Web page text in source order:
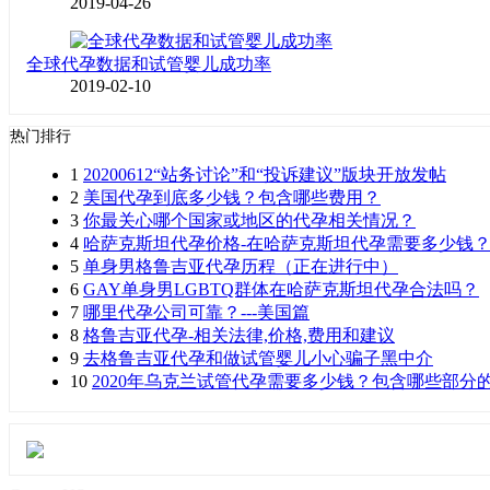
全球代孕数据和试管婴儿成功率
2019-02-10
热门排行
1 20200612“站务讨论”和“投诉建议”版块开放发帖
2 美国代孕到底多少钱？包含哪些费用？
3 你最关心哪个国家或地区的代孕相关情况？
4 哈萨克斯坦代孕价格-在哈萨克斯坦代孕需要多少钱？
5 单身男格鲁吉亚代孕历程（正在进行中）
6 GAY单身男LGBTQ群体在哈萨克斯坦代孕合法吗？
7 哪里代孕公司可靠？---美国篇
8 格鲁吉亚代孕-相关法律,价格,费用和建议
9 去格鲁吉亚代孕和做试管婴儿小心骗子黑中介
10 2020年乌克兰试管代孕需要多少钱？包含哪些部分